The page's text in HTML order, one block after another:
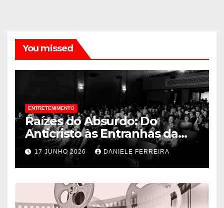
You missed
ENTRETENIMENTO
Raízes do Absurdo: Do
Anticristo às Entranhas da
Crítica de Arte
17 JUNHO 2026 DANIELE FERREIRA